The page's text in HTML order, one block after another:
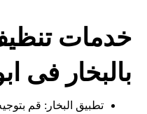
خدمات
بالبخار فى
تطبيق البخار: قم